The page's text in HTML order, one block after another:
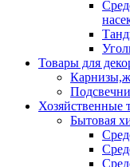
Товары для
Хозяйственные
Бытовая